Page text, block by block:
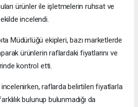
ürünler ile işletmelerin ruhsat ve
incelendi.
Müdürlüğü ekipleri, bazı marketlerde
ürünlerin raflardaki fiyatlarını ve
kontrol etti.
raflarda belirtilen fiyatlarla
bulunup bulunmadığı da